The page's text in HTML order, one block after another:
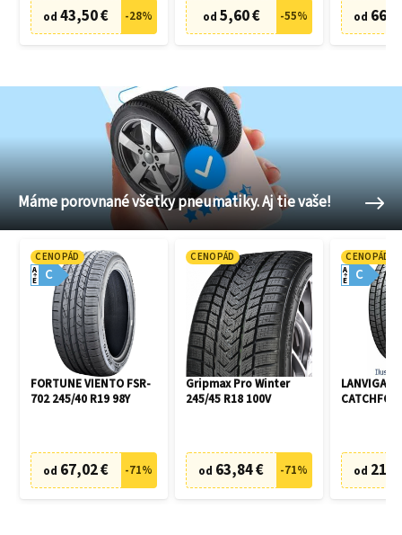
od 43,50 € -28% od 5,60 € -55% od
Máme porovnané všetky pneumatiky. Aj tie vaše!
CENOPÁD
C
A
E
FORTUNE VIENTO FSR-
702 245/40 R19 98Y
od 67,02 € -71%
CENOPÁD
Gripmax Pro Winter
245/45 R18 100V
od 63,84 € -71%
CENOPÁD
C
A
E
od